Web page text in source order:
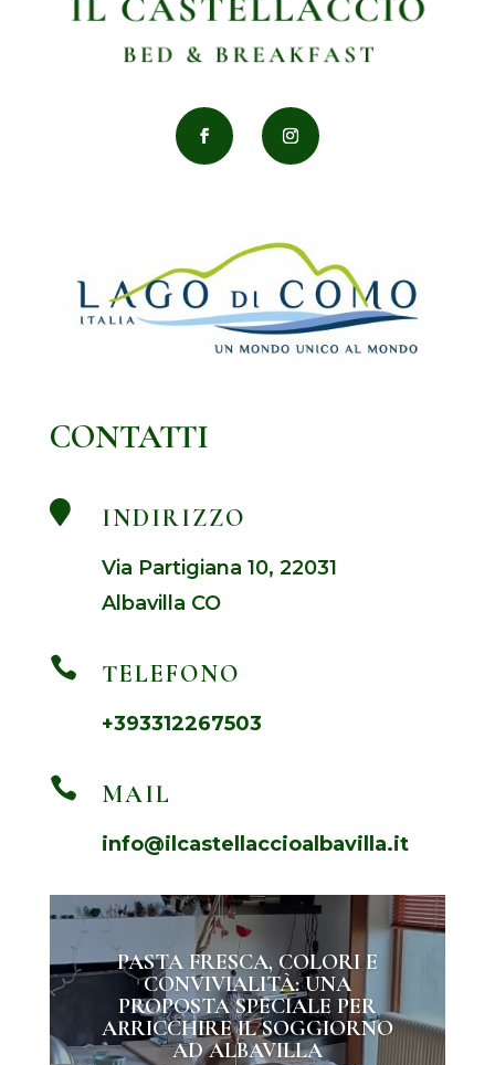
CONTATTI
 INDIRIZZO
Via Partigiana 10, 22031
Albavilla CO
 TELEFONO
+393312267503
 MAIL
info@ilcastellaccioalbavilla.it
PASTA FRESCA, COLORI E
CONVIVIALITÀ: UNA
PROPOSTA SPECIALE PER
ARRICCHIRE IL SOGGIORNO
AD ALBAVILLA